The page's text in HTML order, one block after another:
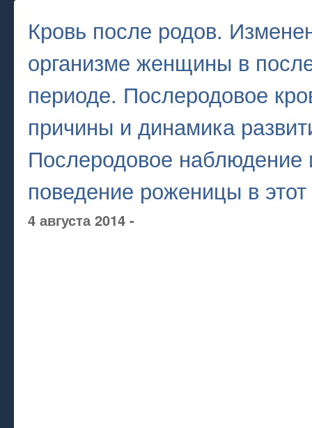
Кровь после родов.
организме женщины в
периоде. Послеродовое
причины и динамика
Послеродовое наблюдение
поведение роженицы в
4 августа 2014 -